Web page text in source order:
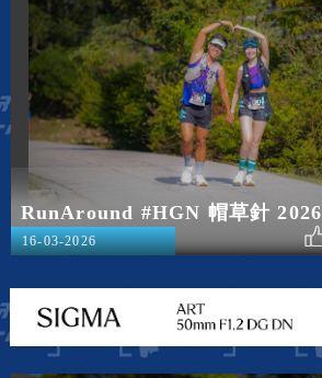
RunAround #HGN 帽草針 2026
16-03-2026